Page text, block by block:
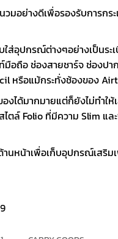
วมอย่างดีเพื่อรองรับการกร
ส่อุปกรณ์ต่างๆอย่างเป็นระ
มือถือ ช่องสายชาร์จ ช่องปา
หรือแม้กระทั่งช้องของ
องได้มากมายแต่ก็ยังไม่ทำใ
ไตล์ Folio ที่มีความ Slim แ
านหน้าเพื่อเก็บอุปกรณ์เสริม